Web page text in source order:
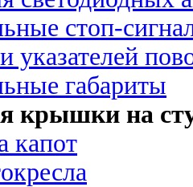
стоп-
указателей
габариты
крышки на
капот